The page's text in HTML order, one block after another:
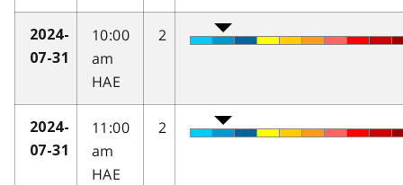
2024-
07-31
10:00
am
HAE
2
2024-
07-31
11:00
am
HAE
2